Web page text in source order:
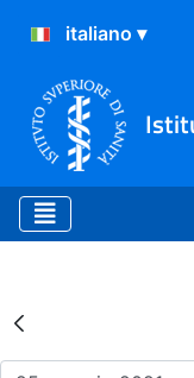
Risultati